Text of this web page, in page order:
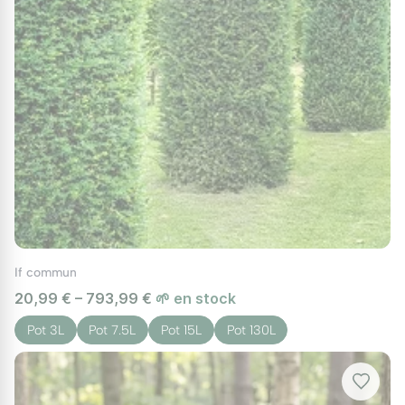
d'années, ce qui en fait un investissement
durable pour l'aménagement paysager.
Utilisations paysagères
Letaxus baccataest couramment utilisé
commearbre d'ornement. Sa résistance et sa
capacité à être taillé de manière précise en
font un choix populaire pour les topiaires . De
plus, ses propriétés deconifère persistant le
rendent idéal pour leshaies, offrant un écran
vert toute l'année.
D'autres usages incluent la plantation en isolé
ou en alignement pour structurer un jardin.
Grâce à son port élégant et à sa densité de
feuillage, il sert aussi à créer des brise-vue
If commun
20,99 € – 793,99 € 🌱 en stock
Pot 3L Pot 7.5L Pot 15L Pot 130L